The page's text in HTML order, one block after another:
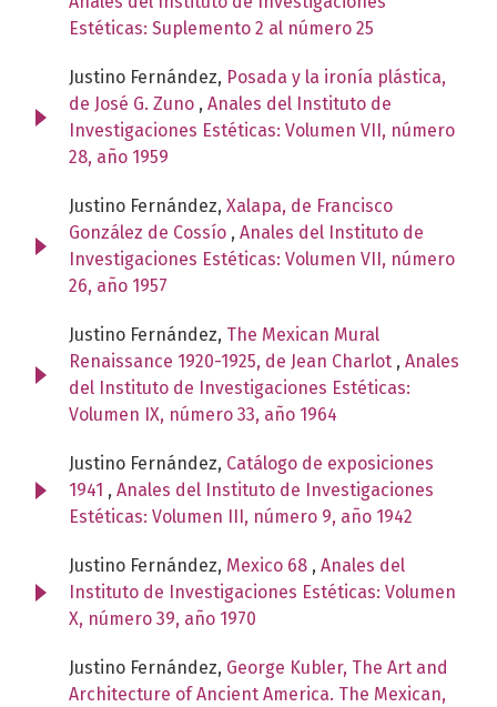
Estéticas: Suplemento 2 al número 25
Justino Fernández, Posada y la ironía plástica,
de José G. Zuno , Anales del Instituto de
Investigaciones Estéticas: Volumen VII, número
28, año 1959
Justino Fernández, Xalapa, de Francisco
González de Cossío , Anales del Instituto de
Investigaciones Estéticas: Volumen VII, número
26, año 1957
Justino Fernández, The Mexican Mural
Renaissance 1920-1925, de Jean Charlot , Anales
del Instituto de Investigaciones Estéticas:
Volumen IX, número 33, año 1964
Justino Fernández, Catálogo de exposiciones
1941 , Anales del Instituto de Investigaciones
Estéticas: Volumen III, número 9, año 1942
Justino Fernández, Mexico 68 , Anales del
Instituto de Investigaciones Estéticas: Volumen
X, número 39, año 1970
Justino Fernández, George Kubler, The Art and
Architecture of Ancient America. The Mexican,